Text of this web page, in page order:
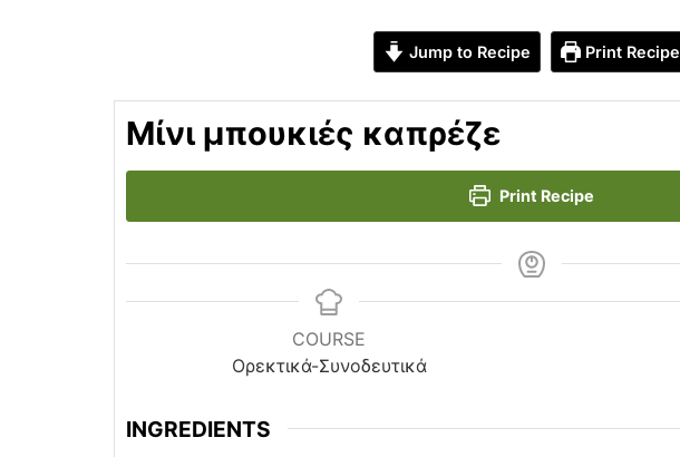
Jump to Recipe Print Recipe
Μίνι μπουκιές καπρέζε
Print Recipe
COURSE
Ορεκτικά-Συνοδευτικά
INGREDIENTS